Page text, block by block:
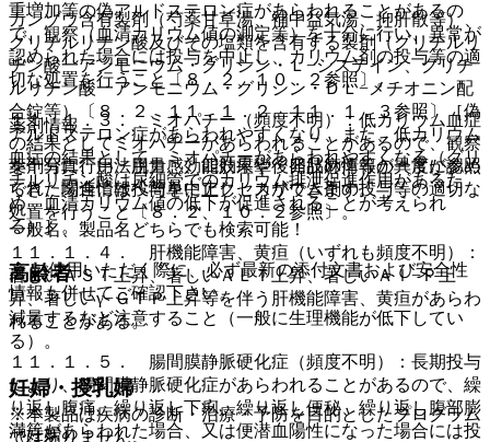
カンゾウ含有製剤（芍薬甘草湯、補中益気湯、抑肝散等）、
グリチルリチン酸及びその塩類を含有する製剤（グリチルリ
チン酸一アンモニウム・グリシン・Ｌ−システイン、グリチ
ルリチン酸一アンモニウム・グリシン・ＤＬ−メチオニン配
合錠等）〔８．２、１１．１．２、１１．１．３参照〕［偽
アルドステロン症があらわれやすくなり、また、低カリウム
血症の結果として、ミオパチーがあらわれやすくなる（グリ
チルリチン酸は尿細管でのカリウム排泄促進作用があるた
め、血清カリウム値の低下が促進されることが考えられ
る）］。
高齢者
減量するなど注意すること（一般に生理機能が低下してい
る）。
妊婦・授乳婦
（妊婦）
重増加等の偽アルドステロン症があらわれることがあるの
で、観察（血清カリウム値の測定等）を十分に行い、異常が
認められた場合には投与を中止し、カリウム剤の投与等の適
切な処置を行うこと〔８．２、１０．２参照〕。
１１．１．３． ミオパチー（頻度不明）：低カリウム血症
の結果としてミオパチーがあらわれることがあるので、観察
を十分に行い、脱力感、四肢痙攣・四肢麻痺等の異常が認め
られた場合には投与を中止し、カリウム剤の投与等の適切な
処置を行うこと〔８．２、１０．２参照〕。
１１．１．４． 肝機能障害、黄疸（いずれも頻度不明）：
著しいＡＳＴ上昇、著しいＡＬＴ上昇、著しいＡｌ−Ｐ上
昇、著しいγ−ＧＴＰ上昇等を伴う肝機能障害、黄疸があらわ
れることがある。
１１．１．５． 腸間膜静脈硬化症（頻度不明）：長期投与
により、腸間膜静脈硬化症があらわれることがあるので、繰
り返し腹痛、繰り返し下痢、繰り返し便秘、繰り返し腹部膨
満等があらわれた場合、又は便潜血陽性になった場合には投
薬剤情報
薬剤写真、用法用量、効能効果や後発品の情報が一度に参照
でき、関連情報へ簡単にアクセスができます。
一般名、製品名どちらでも検索可能！
※ ご使用いただく際に、必ず最新の添付文書および安全性
情報も併せてご確認下さい。
※本製品は疾病の診断・治療・予防を目的としたプログラム
ではありません。